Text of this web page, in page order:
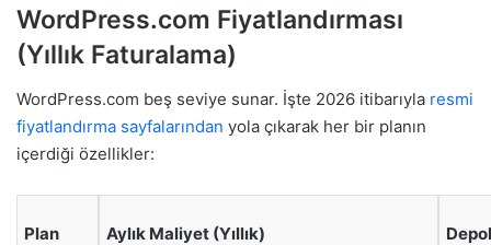
WordPress.com Fiyatlandırması
(Yıllık Faturalama)
WordPress.com beş seviye sunar. İşte 2026 itibarıyla resmi
fiyatlandırma sayfalarından yola çıkarak her bir planın
içerdiği özellikler:
Plan Aylık Maliyet (Yıllık)